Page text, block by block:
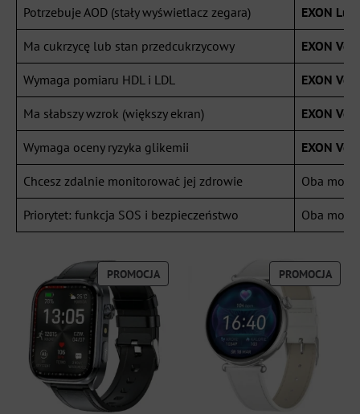
Potrzebuje AOD (stały wyświetlacz zegara) EXON
Ma cukrzycę lub stan przedcukrzycowy EXON
Wymaga pomiaru HDL i LDL EXON
Ma słabszy wzrok (większy ekran) EXON
Wymaga oceny ryzyka glikemii EXON
Chcesz zdalnie monitorować jej zdrowie Oba
Priorytet: funkcja SOS i bezpieczeństwo Oba
PROMOCJAPRODUKT
W
PROMOCJI
PROMOCJA
W